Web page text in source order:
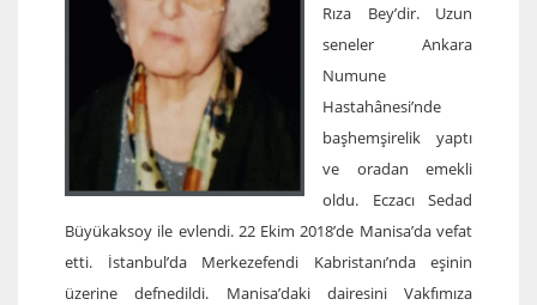
Rıza Bey’dir. Uzun
seneler Ankara
Numune
Hastahânesi’nde
başhemşirelik yaptı
ve oradan emekli
oldu. Eczacı Sedad
Büyükaksoy ile evlendi. 22 Ekim 2018’de Manisa’da vefat
etti. İstanbul’da Merkezefendi Kabristanı’nda eşinin
üzerine defnedildi. Manisa’daki dairesini Vakfımıza